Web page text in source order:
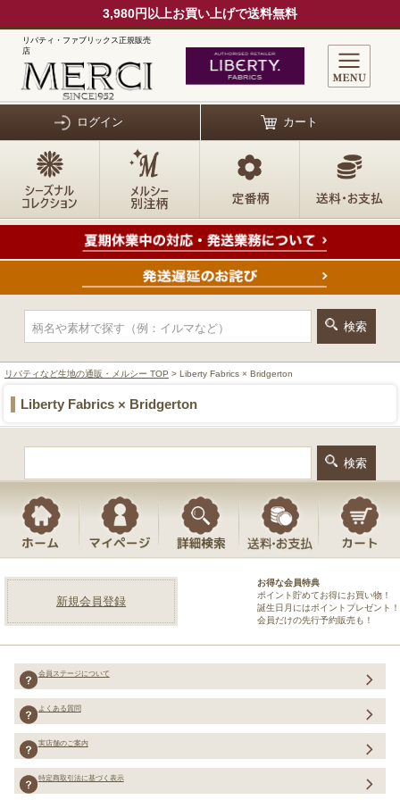
3,980円以上お買い上げで送料無料
リバティ・ファブリックス正規販売
店
ログイン カート
リバティなど生地の通販・メルシー TOP > Liberty Fabrics × Bridgerton
Liberty Fabrics × Bridgerton
新規会員登録
お得な会員特典
ポイント貯めてお得にお買い物！
誕生日月にはポイントプレゼント！
会員だけの先行予約販売も！
会員ステージについて
よくある質問
実店舗のご案内
特定商取引法に基づく表示